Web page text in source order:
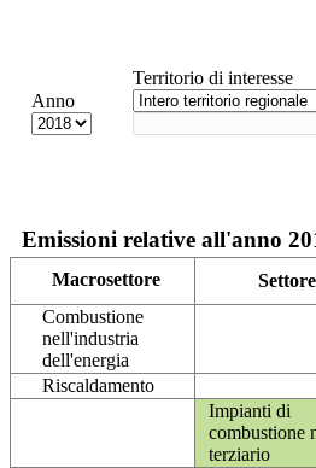
Anno
Territorio di interesse
Emissioni relative all'anno
Macrosettore Settore
Combustione
nell'industria
dell'energia
Riscaldamento
Impianti di
combustione
terziario